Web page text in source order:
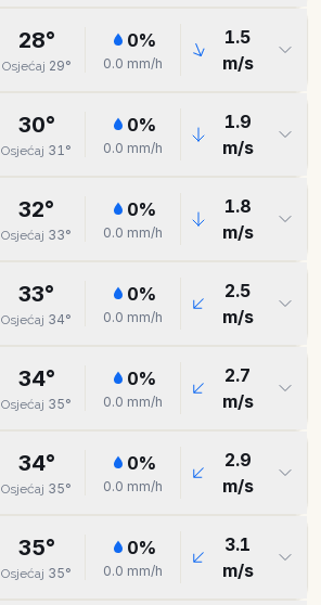
28°
Osjećaj 29°
0%
0.0 mm/h
1.5
m/s
30°
Osjećaj 31°
0%
0.0 mm/h
1.9
m/s
32°
Osjećaj 33°
0%
0.0 mm/h
1.8
m/s
33°
Osjećaj 34°
0%
0.0 mm/h
2.5
m/s
34°
Osjećaj 35°
0%
0.0 mm/h
2.7
m/s
34°
Osjećaj 35°
0%
0.0 mm/h
2.9
m/s
35°
Osjećaj 35°
0%
0.0 mm/h
3.1
m/s